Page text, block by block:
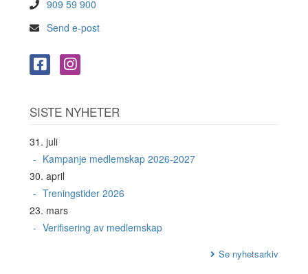
909 59 900
Send e-post
SISTE NYHETER
31. juli
Kampanje medlemskap 2026-2027
30. april
Treningstider 2026
23. mars
Verifisering av medlemskap
Se nyhetsarkiv